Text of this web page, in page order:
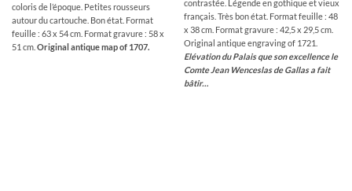
coloris de l’époque. Petites rousseurs
autour du cartouche. Bon état. Format
feuille : 63 x 54 cm. Format gravure : 58 x
51 cm. Original antique map of 1707.
contrastée. Légende en gothique et vieux
français. Très bon état. Format feuille : 48
x 38 cm. Format gravure : 42,5 x 29,5 cm.
Original antique engraving of 1721.
Elévation du Palais que son excellence le
Comte Jean Wenceslas de Gallas a fait
bâtir…